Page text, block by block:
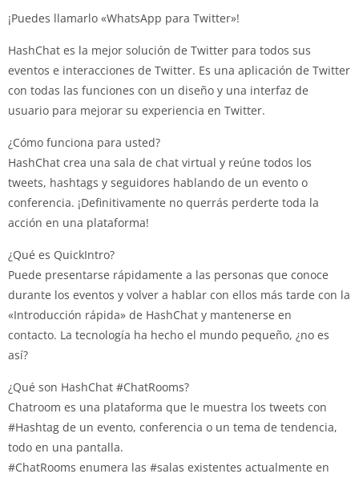
¡Puedes llamarlo «WhatsApp para Twitter»!
HashChat es la mejor solución de Twitter para todos sus
eventos e interacciones de Twitter. Es una aplicación de Twitter
con todas las funciones con un diseño y una interfaz de
usuario para mejorar su experiencia en Twitter.
¿Cómo funciona para usted?
HashChat crea una sala de chat virtual y reúne todos los
tweets, hashtags y seguidores hablando de un evento o
conferencia. ¡Definitivamente no querrás perderte toda la
acción en una plataforma!
¿Qué es QuickIntro?
Puede presentarse rápidamente a las personas que conoce
durante los eventos y volver a hablar con ellos más tarde con la
«Introducción rápida» de HashChat y mantenerse en
contacto. La tecnología ha hecho el mundo pequeño, ¿no es
así?
¿Qué son HashChat #ChatRooms?
Chatroom es una plataforma que le muestra los tweets con
#Hashtag de un evento, conferencia o un tema de tendencia,
todo en una pantalla.
#ChatRooms enumera las #salas existentes actualmente en